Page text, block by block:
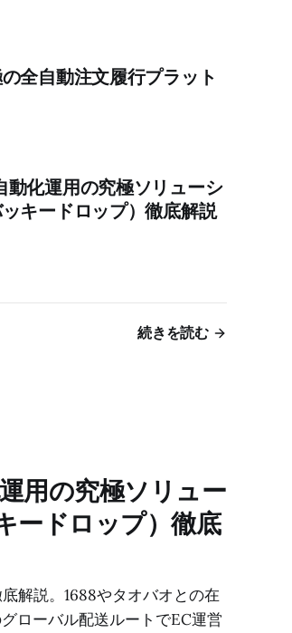
全自動注文履行プラット
化運用の究極ソリューシ
キードロップ）徹底解説
続きを読む
用の究極ソリュー
ードロップ）徹底
解説。1688やタオバオとの在
ローバル配送ルートでEC運営